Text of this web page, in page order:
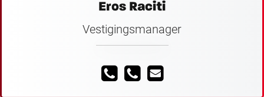
Eros Raciti
Vestigingsmanager